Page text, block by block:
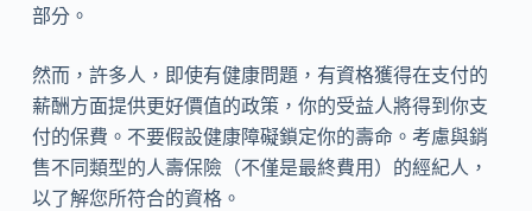
部分。
然而，許多人，即使有健康問題，有資格獲得在支付的
薪酬方面提供更好價值的政策，你的受益人將得到你支
付的保費。不要假設健康障礙鎖定你的壽命。考慮與銷
售不同類型的人壽保險（不僅是最終費用）的經紀人，
以了解您所符合的資格。